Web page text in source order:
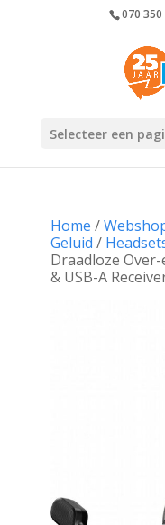
070 350
Selecteer een
Home /
Geluid /
Draadloze
& USB-A